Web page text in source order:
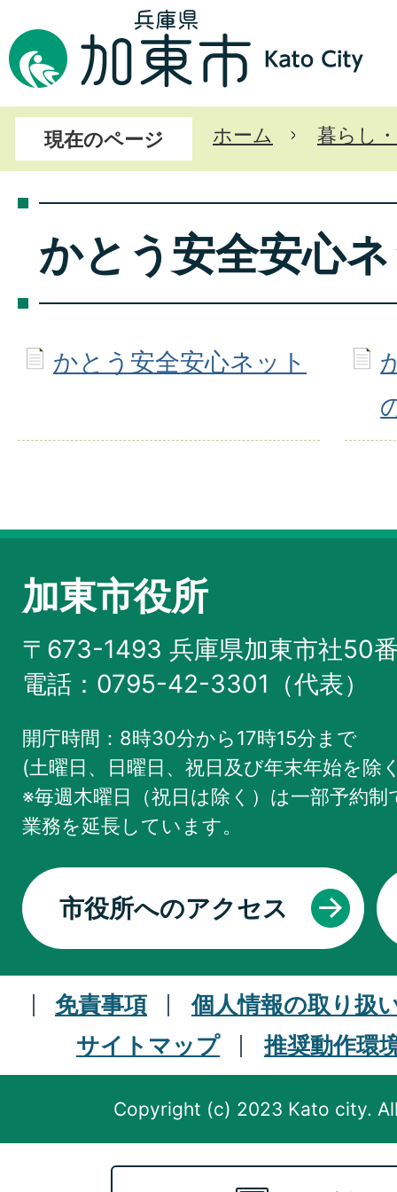
現在のページ ホーム 暮らし
かとう安全安心
かとう安全安心ネット
加東市役所
〒673-1493 兵庫県加東市社50
電話：0795-42-3301（代表）
開庁時間：8時30分から17時15分まで
(土曜日、日曜日、祝日及び年末年始を除
※毎週木曜日（祝日は除く）は一部予約
業務を延長しています。
市役所へのアクセス
免責事項
個人情報の取り扱
サイトマップ
推奨動作環
Copyright (c) 2023 Kato city.